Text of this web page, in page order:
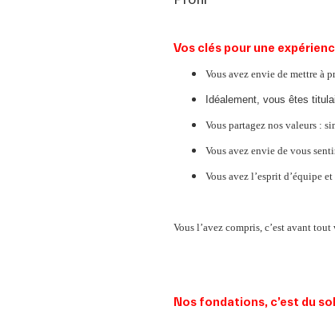
Vos clés pour une
Vous avez envie de mettre à
Idéalement, vous êtes
Vous partagez nos valeurs :
Vous avez envie de vous
Vous avez l’esprit d’équipe
Vous l’avez compris, c’est avant
Nos fondations, c’est du